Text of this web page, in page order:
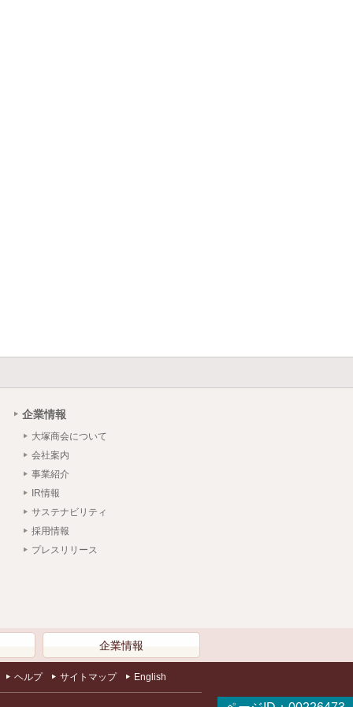
企業情報
大塚商会について
会社案内
事業紹介
IR情報
サステナビリティ
採用情報
プレスリリース
企業情報
ヘルプ サイトマップ English